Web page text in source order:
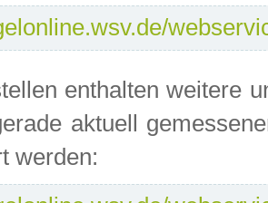
enthalten weitere
aktuell
werden: